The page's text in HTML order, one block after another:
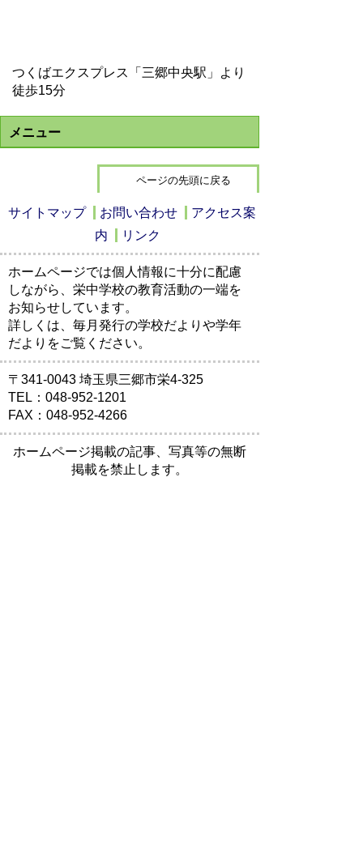
つくばエクスプレス「三郷中央駅」より
徒歩15分
メニュー
ページの先頭に戻る
サイトマップ お問い合わせ
アクセス案
内
リンク
ホームページでは個人情報に十分に配慮
しながら、栄中学校の教育活動の一端を
お知らせしています。
詳しくは、毎月発行の学校だよりや学年
だよりをご覧ください。
〒341-0043 埼玉県三郷市栄4-325
TEL：048-952-1201
FAX：048-952-4266
ホームページ掲載の記事、写真等の無断
掲載を禁止します。